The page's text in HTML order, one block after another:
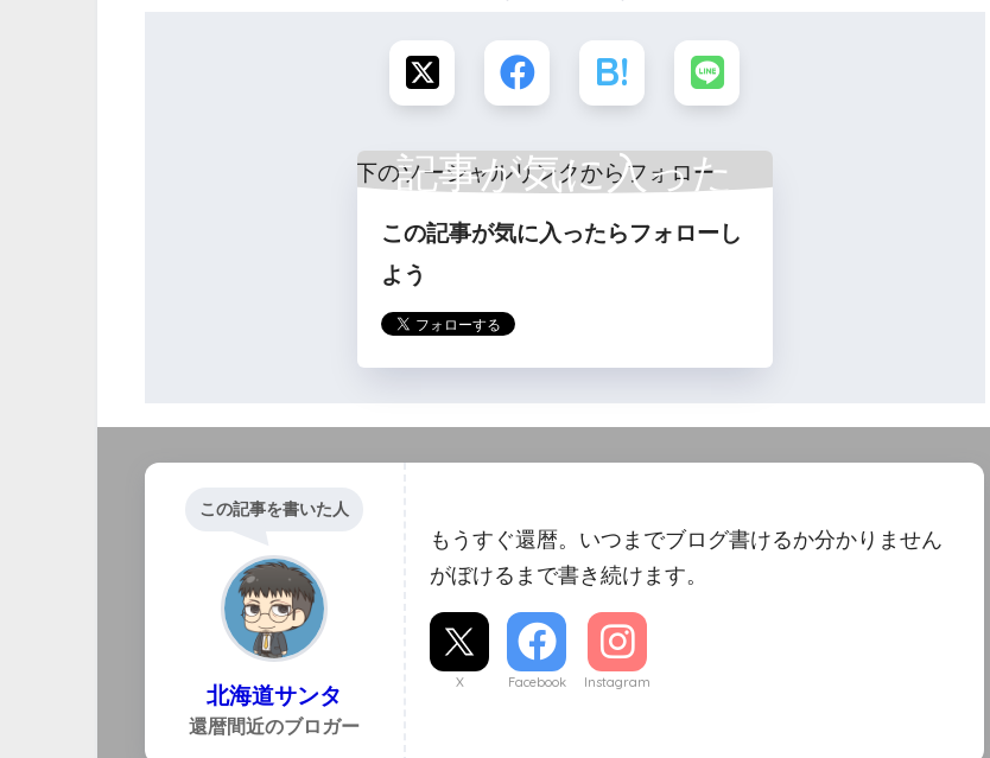
記事が気に入った
らフォロー
この記事が気に入ったらフォローし
よう
この記事を書いた人
北海道サンタ
還暦間近のブロガー
もうすぐ還暦。いつまでブログ書けるか分かりません
がぼけるまで書き続けます。
X Facebook Instagram